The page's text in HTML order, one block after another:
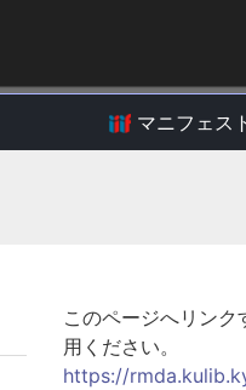
マニフェス
このページへリンク
用ください。
https://